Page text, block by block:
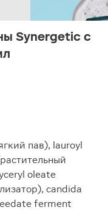
Synergetic с
пав), lauroyl
oleate
candida
ferment